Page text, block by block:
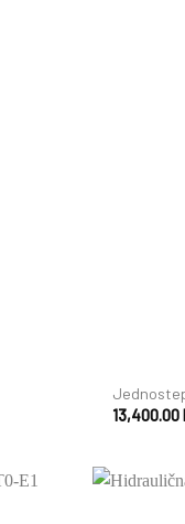
13,400.00